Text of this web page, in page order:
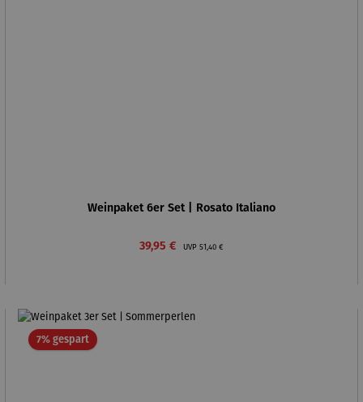
Weinpaket 6er Set | Rosato Italiano
Verkaufspreis:
39,95 € UVP Regulärer Preis:
51,40 €
7% gespartRabatt